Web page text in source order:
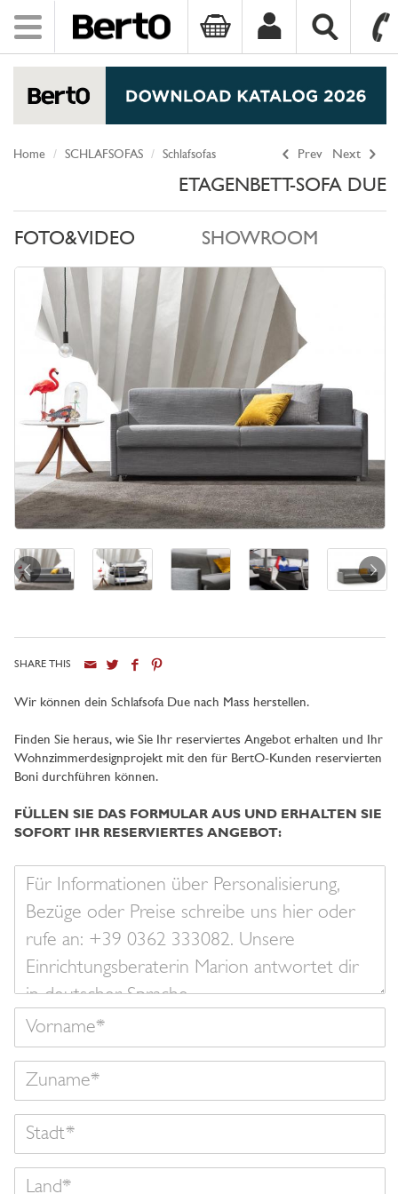
Toggle
navigation
Prev Next
Home SCHLAFSOFAS Schlafsofas
ETAGENBETT-SOFA DUE
FOTO&VIDEO SHOWROOM
SHARE THIS
Wir können dein Schlafsofa Due nach Mass herstellen.
Finden Sie heraus, wie Sie Ihr reserviertes Angebot erhalten und Ihr
Wohnzimmerdesignprojekt mit den für BertO-Kunden reservierten
Boni durchführen können.
FÜLLEN SIE DAS FORMULAR AUS UND ERHALTEN SIE
SOFORT IHR RESERVIERTES ANGEBOT:
Nachricht
Stadt